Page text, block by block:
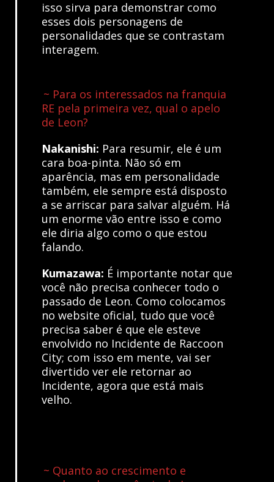
isso sirva para demonstrar como
esses dois personagens de
personalidades que se contrastam
interagem.
~ Para os interessados na franquia
RE pela primeira vez, qual o apelo
de Leon?
Nakanishi: Para resumir, ele é um
cara boa-pinta. Não só em
aparência, mas em personalidade
também, ele sempre está disposto
a se arriscar para salvar alguém. Há
um enorme vão entre isso e como
ele diria algo como o que estou
falando.
Kumazawa: É importante notar que
você não precisa conhecer todo o
passado de Leon. Como colocamos
no website oficial, tudo que você
precisa saber é que ele esteve
envolvido no Incidente de Raccoon
City; com isso em mente, vai ser
divertido ver ele retornar ao
Incidente, agora que está mais
velho.
~ Quanto ao crescimento e